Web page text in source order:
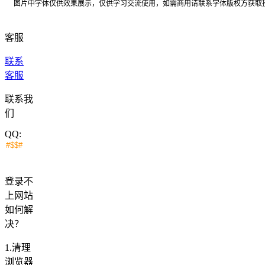
图片中字体仅供效果展示，仅供学习交流使用，如需商用请联系字体版权方获取
客服
联系
客服
联系我
们
QQ:
登录不
上网站
如何解
决？
1.清理
浏览器